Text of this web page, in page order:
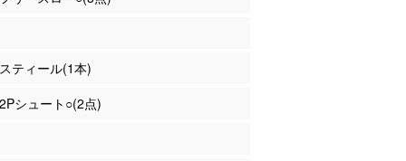
ティール(1本)
シュート○(2点)